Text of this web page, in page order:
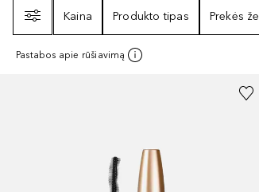
Kaina
Produkto tipas Prekės
Pastabos apie rūšiavimą